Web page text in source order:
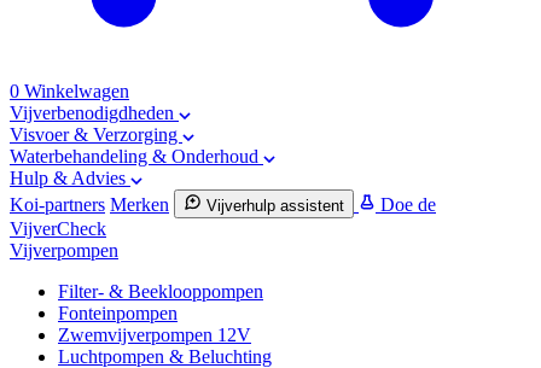
0 Winkelwagen
Vijverbenodigdheden
Visvoer & Verzorging
Waterbehandeling & Onderhoud
Hulp & Advies
Koi-partners Merken Vijverhulp assistent
Doe de
VijverCheck
Vijverpompen
Filter- & Beeklooppompen
Fonteinpompen
Zwemvijverpompen 12V
Luchtpompen & Beluchting